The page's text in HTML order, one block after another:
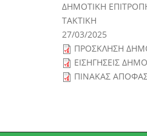
ΔΗΜΟΤΙΚΗ
ΤΑΚΤΙΚΗ
27/03/2025
ΠΡΟΣΚΛΗΣΗ
ΕΙΣΗΓΗΣΕΙΣ
ΠΙΝΑΚΑΣ